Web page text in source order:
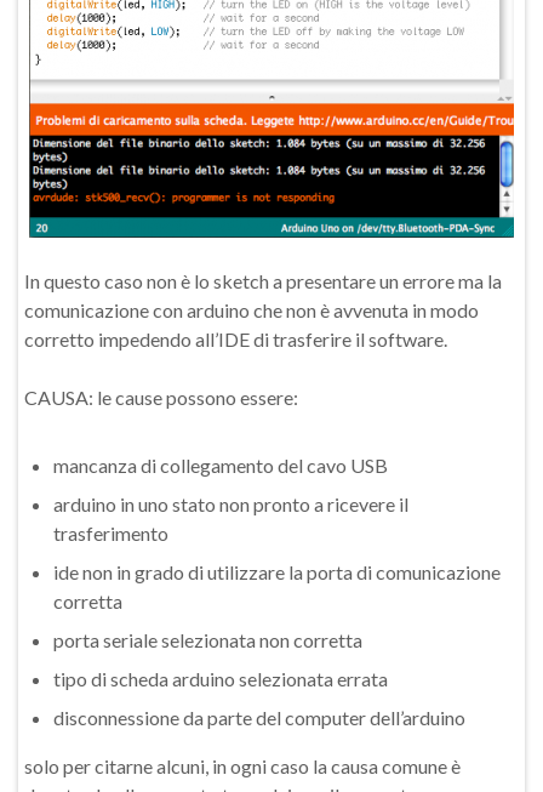
In questo caso non è lo sketch a presentare un errore ma la
comunicazione con arduino che non è avvenuta in modo
corretto impedendo all’IDE di trasferire il software.
CAUSA: le cause possono essere:
mancanza di collegamento del cavo USB
arduino in uno stato non pronto a ricevere il
trasferimento
ide non in grado di utilizzare la porta di comunicazione
corretta
porta seriale selezionata non corretta
tipo di scheda arduino selezionata errata
disconnessione da parte del computer dell’arduino
solo per citarne alcuni, in ogni caso la causa comune è